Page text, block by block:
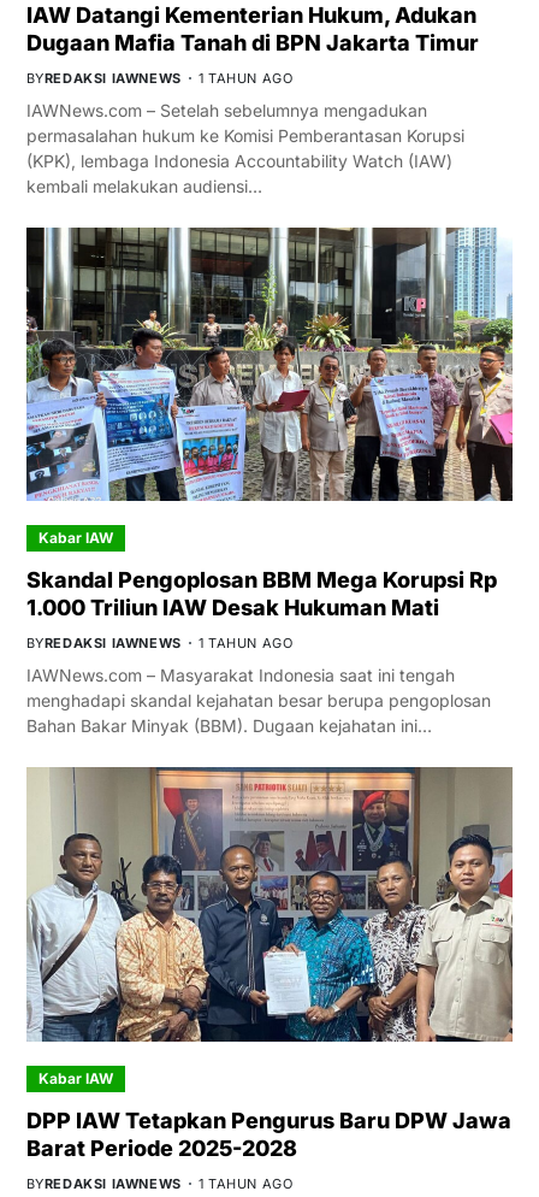
IAW Datangi Kementerian Hukum, Adukan
Dugaan Mafia Tanah di BPN Jakarta Timur
BYREDAKSI IAWNEWS 1 TAHUN AGO
IAWNews.com – Setelah sebelumnya mengadukan
permasalahan hukum ke Komisi Pemberantasan Korupsi
(KPK), lembaga Indonesia Accountability Watch (IAW)
kembali melakukan audiensi…
Kabar IAW
Skandal Pengoplosan BBM Mega Korupsi Rp
1.000 Triliun IAW Desak Hukuman Mati
BYREDAKSI IAWNEWS 1 TAHUN AGO
IAWNews.com – Masyarakat Indonesia saat ini tengah
menghadapi skandal kejahatan besar berupa pengoplosan
Bahan Bakar Minyak (BBM). Dugaan kejahatan ini…
Kabar IAW
DPP IAW Tetapkan Pengurus Baru DPW Jawa
Barat Periode 2025-2028
BYREDAKSI IAWNEWS 1 TAHUN AGO